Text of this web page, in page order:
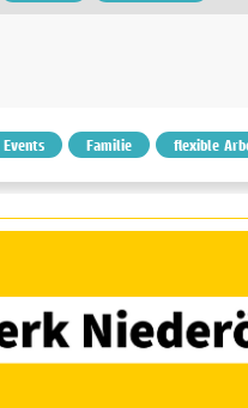
Events Familie flexible